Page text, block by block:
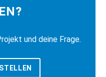
und deine Frage.